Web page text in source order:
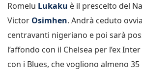
Romelu Lukaku è il prescelto del
Victor Osimhen. Andrà ceduto
centravanti nigeriano e poi sarà
l’affondo con il Chelsea per l’ex
con i Blues, che vogliono almeno